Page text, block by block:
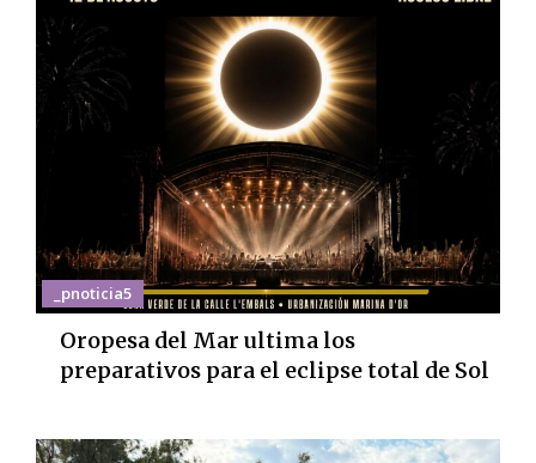
_pnoticia5
Oropesa del Mar ultima los
preparativos para el eclipse total de Sol